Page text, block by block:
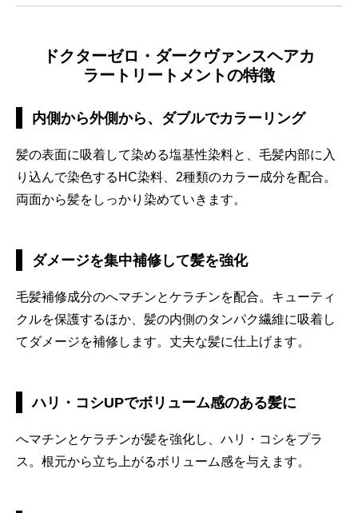
ドクターゼロ・ダークヴァンスヘアカ
ラートリートメントの特徴
内側から外側から、ダブルでカラーリング
髪の表面に吸着して染める塩基性染料と、毛髪内部に入
り込んで染色するHC染料、2種類のカラー成分を配合。
両面から髪をしっかり染めていきます。
ダメージを集中補修して髪を強化
毛髪補修成分のへマチンとケラチンを配合。キューティ
クルを保護するほか、髪の内側のタンパク繊維に吸着し
てダメージを補修します。丈夫な髪に仕上げます。
ハリ・コシUPでボリューム感のある髪に
へマチンとケラチンが髪を強化し、ハリ・コシをプラ
ス。根元から立ち上がるボリューム感を与えます。